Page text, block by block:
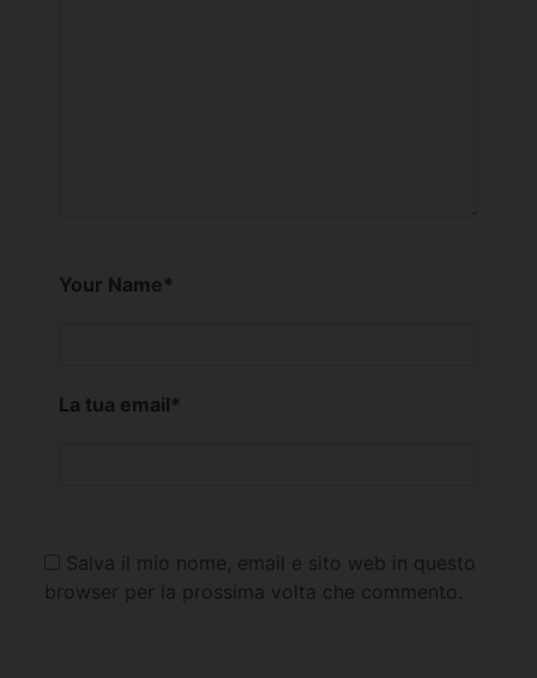
Your Name*
La tua email*
Salva il mio nome, email e sito web in questo
browser per la prossima volta che commento.